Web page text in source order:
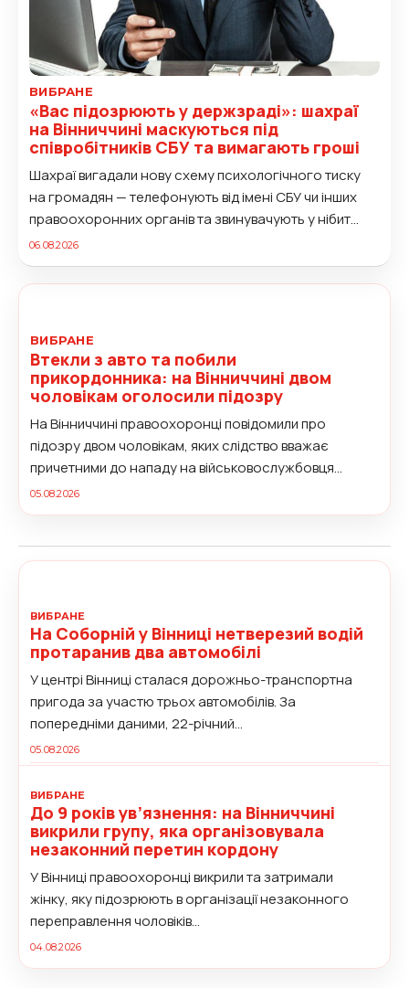
ВИБРАНЕ
«Вас підозрюють у держзраді»: шахраї
на Вінниччині маскуються під
співробітників СБУ та вимагають гроші
Шахраї вигадали нову схему психологічного тиску
на громадян — телефонують від імені СБУ чи інших
правоохоронних органів та звинувачують у нібито
державній зраді або...
06.08.2026
ВИБРАНЕ
Втекли з авто та побили
прикордонника: на Вінниччині двом
чоловікам оголосили підозру
На Вінниччині правоохоронці повідомили про
підозру двом чоловікам, яких слідство вважає
причетними до нападу на військовослужбовця
Державної прикордонної служби під час
затримання. За попередніми даними, увечері 1
05.08.2026
ВИБРАНЕ
На Соборній у Вінниці нетверезий водій
протаранив два автомобілі
У центрі Вінниці сталася дорожньо-транспортна
пригода за участю трьох автомобілів. За
попередніми даними, 22-річний...
05.08.2026
ВИБРАНЕ
До 9 років ув’язнення: на Вінниччині
викрили групу, яка організовувала
незаконний перетин кордону
У Вінниці правоохоронці викрили та затримали
жінку, яку підозрюють в організації незаконного
переправлення чоловіків...
04.08.2026